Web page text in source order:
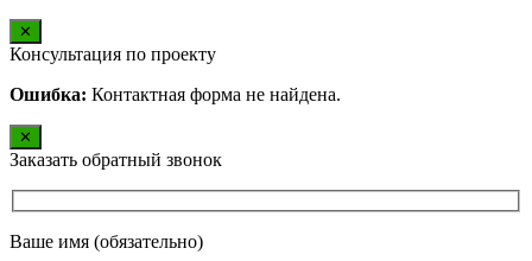
✕
Консультация по проекту
Ошибка: Контактная форма не найдена.
✕
Заказать обратный звонок
Ваше имя (обязательно)